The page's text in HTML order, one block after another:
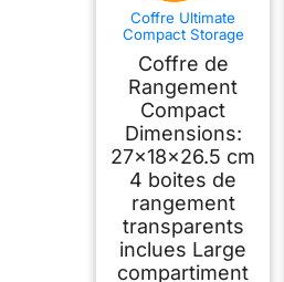
Coffre Ultimate
Compact Storage
De Rangement -
Mallette De Pêche
Coffre de
Rangement
Compact
Dimensions:
27×18×26.5 cm
4 boites de
rangement
transparents
inclues Large
compartiment